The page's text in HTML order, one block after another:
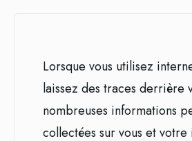
Lorsque vous utilisez
laissez des traces derrière
nombreuses informations
collectées sur vous et